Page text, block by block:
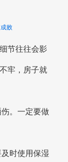
败
节往往会影
牢，房子就
。一定要做
时使用保湿